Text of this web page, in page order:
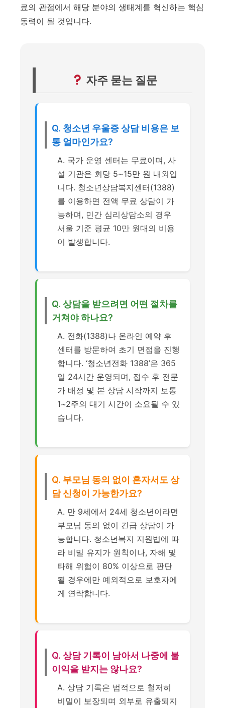
료의 관점에서 해당 분야의 생태계를 혁신하는 핵심
동력이 될 것입니다.
자주 묻는 질문
Q. 청소년 우울증 상담 비용은 보
통 얼마인가요?
A. 국가 운영 센터는 무료이며, 사
설 기관은 회당 5~15만 원 내외입
니다. 청소년상담복지센터(1388)
를 이용하면 전액 무료 상담이 가
능하며, 민간 심리상담소의 경우
서울 기준 평균 10만 원대의 비용
이 발생합니다.
Q. 상담을 받으려면 어떤 절차를
거쳐야 하나요?
A. 전화(1388)나 온라인 예약 후
센터를 방문하여 초기 면접을 진행
합니다. ‘청소년전화 1388’은 365
일 24시간 운영되며, 접수 후 전문
가 배정 및 본 상담 시작까지 보통
1~2주의 대기 시간이 소요될 수 있
습니다.
Q. 부모님 동의 없이 혼자서도 상
담 신청이 가능한가요?
A. 만 9세에서 24세 청소년이라면
부모님 동의 없이 긴급 상담이 가
능합니다. 청소년복지 지원법에 따
라 비밀 유지가 원칙이나, 자해 및
타해 위험이 80% 이상으로 판단
될 경우에만 예외적으로 보호자에
게 연락합니다.
Q. 상담 기록이 남아서 나중에 불
이익을 받지는 않나요?
A. 상담 기록은 법적으로 철저히
비밀이 보장되며 외부로 유출되지